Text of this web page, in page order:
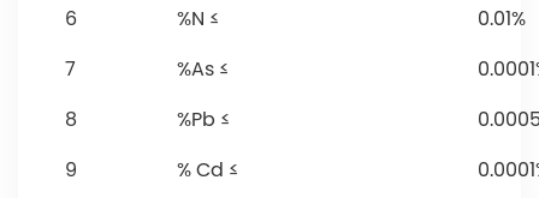
6
%N ≤
0.01%
7
%As ≤
8
%Pb ≤
9
% Cd ≤